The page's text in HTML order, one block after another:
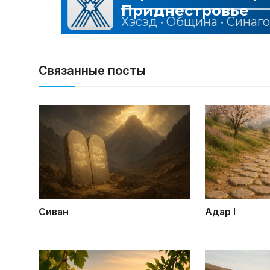
Связанные посты
Сиван Адар I